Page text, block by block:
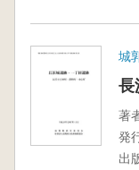
城
長
著
発
出